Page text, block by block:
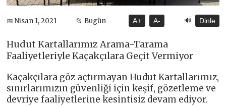
📅 Nisan 1, 2021 📂 Bugün A+ A- 🔊 Dinle
Hudut Kartallarımız Arama-Tarama
Faaliyetleriyle Kaçakçılara Geçit Vermiyor
Kaçakçılara göz açtırmayan Hudut Kartallarımız,
sınırlarımızın güvenliği için keşif, gözetleme ve
devriye faaliyetlerine kesintisiz devam ediyor.